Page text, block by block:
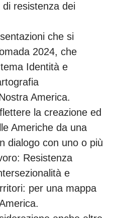
resistenza dei
che si
2024, che
Identità e
America.
la creazione ed
Americhe da una
dialogo con uno o più
Resistenza
e
per una mappa